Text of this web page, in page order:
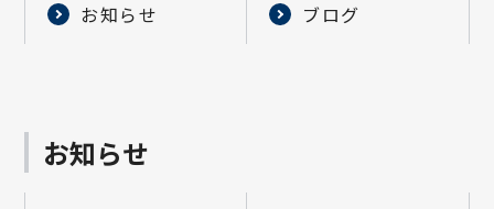
お知らせ ブログ
お知らせ